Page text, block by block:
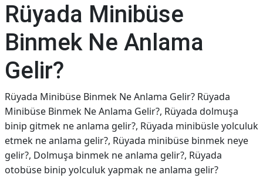
Rüyada Minibüse
Binmek Ne Anlama
Gelir?
Rüyada Minibüse Binmek Ne Anlama Gelir? Rüyada
Minibüse Binmek Ne Anlama Gelir?, Rüyada dolmuşa
binip gitmek ne anlama gelir?, Rüyada minibüsle yolculuk
etmek ne anlama gelir?, Rüyada minibüse binmek neye
gelir?, Dolmuşa binmek ne anlama gelir?, Rüyada
otobüse binip yolculuk yapmak ne anlama gelir?